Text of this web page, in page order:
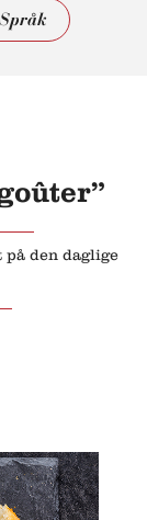
Språk
på den daglige